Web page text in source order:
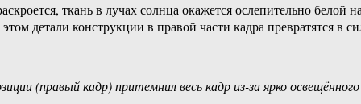
ткань в лучах солнца окажется ослепительно белой
детали конструкции в правой части кадра превратятся в
(правый кадр) притемнил весь кадр из-за ярко